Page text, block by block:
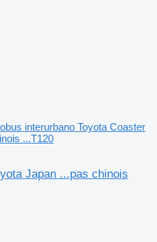
interurbano Toyota Coaster
...T120
Japan ...pas chinois